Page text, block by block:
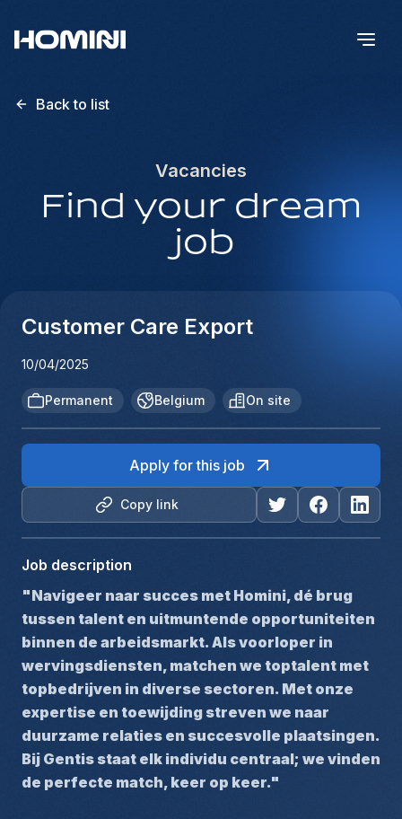
Back to list
Vacancies
Find your dream
job
Customer Care Export
10/04/2025
Permanent Belgium On site
Copy link
Apply for this job
Job description
"Navigeer naar succes met Homini, dé brug
tussen talent en uitmuntende opportuniteiten
binnen de arbeidsmarkt. Als voorloper in
wervingsdiensten, matchen we toptalent met
topbedrijven in diverse sectoren. Met onze
expertise en toewijding streven we naar
duurzame relaties en succesvolle plaatsingen.
Bij Gentis staat elk individu centraal; we vinden
de perfecte match, keer op keer."